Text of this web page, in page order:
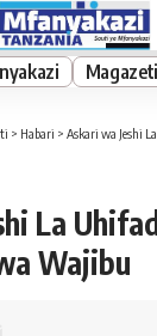
Magazeti
> Habari > Askari wa Jeshi La
La
Wajibu